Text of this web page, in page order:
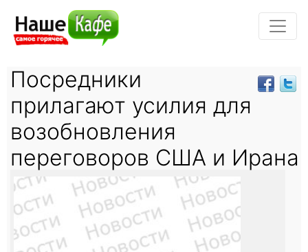
Посредники
прилагают усилия для
возобновления
переговоров США и Ирана